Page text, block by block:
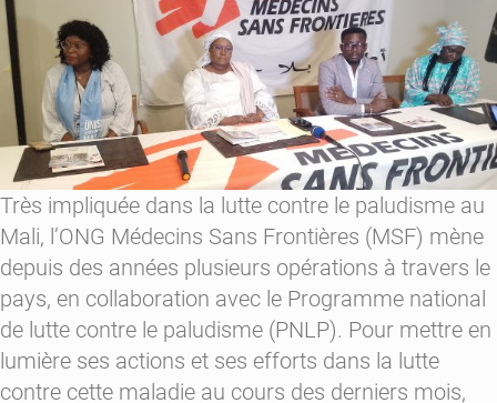
activités
à
Nampala
Très impliquée dans la lutte contre le paludisme au
Mali, l’ONG Médecins Sans Frontières (MSF) mène
depuis des années plusieurs opérations à travers le
pays, en collaboration avec le Programme national
de lutte contre le paludisme (PNLP). Pour mettre en
lumière ses actions et ses efforts dans la lutte
contre cette maladie au cours des derniers mois,